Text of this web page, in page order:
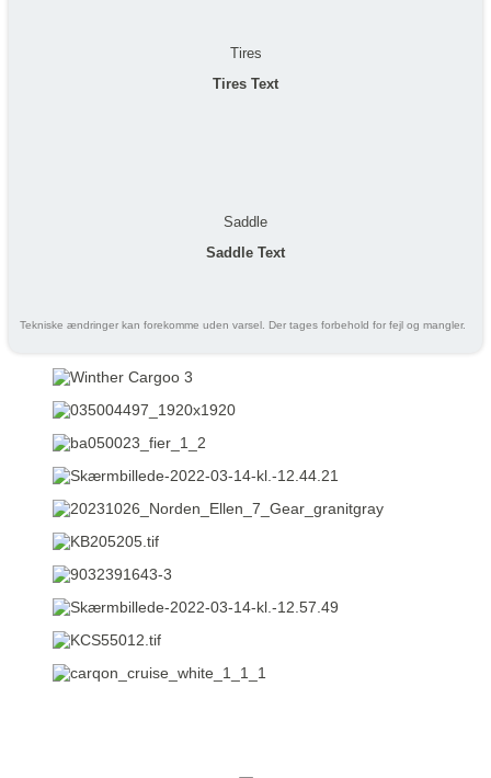
Tires
Tires Text
Saddle
Saddle Text
Tekniske ændringer kan forekomme uden varsel. Der tages forbehold for fejl og mangler.